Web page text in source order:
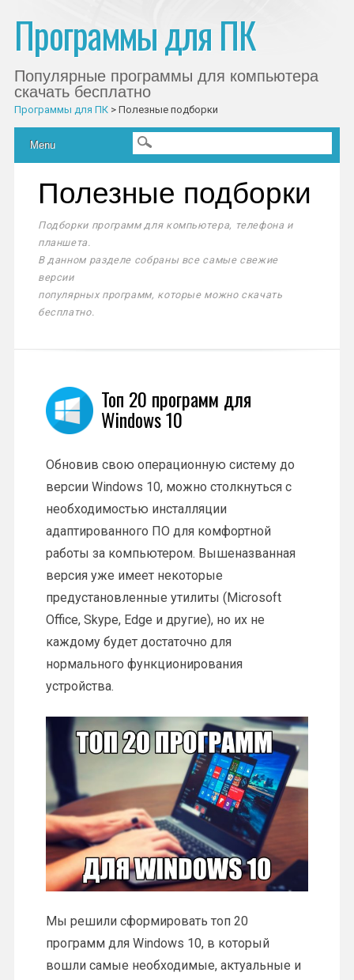
Программы для ПК
Популярные программы для компьютера
скачать бесплатно
Программы для ПК> Полезные подборки
Главное меню
Skip to content
Menu
Полезные подборки
Подборки программ для компьютера, телефона и
планшета.
В данном разделе собраны все самые свежие
версии
популярных программ, которые можно скачать
бесплатно.
Топ 20 программ для
Windows 10
Обновив свою операционную систему до
версии Windows 10, можно столкнуться с
необходимостью инсталляции
адаптированного ПО для комфортной
работы за компьютером. Вышеназванная
версия уже имеет некоторые
предустановленные утилиты (Microsoft
Office, Skype, Edge и другие), но их не
каждому будет достаточно для
нормального функционирования
устройства.
Мы решили сформировать топ 20
программ для Windows 10, в который
вошли самые необходимые, актуальные и